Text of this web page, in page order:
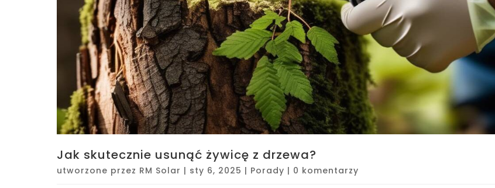
Jak skutecznie usunąć żywicę z drzewa?
utworzone przez RM Solar | sty 6, 2025 | Porady | 0 komentarzy